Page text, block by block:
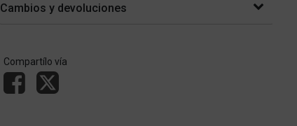
Cambios y devoluciones
Compartílo vía